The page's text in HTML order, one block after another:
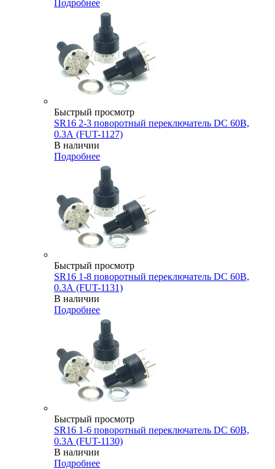
Подробнее
Быстрый просмотр
SR16 2-3 поворотный переключатель DC 60В,
0.3А (FUT-1127)
В наличии
Подробнее
Быстрый просмотр
SR16 1-8 поворотный переключатель DC 60В,
0.3А (FUT-1131)
В наличии
Подробнее
Быстрый просмотр
SR16 1-6 поворотный переключатель DC 60В,
0.3А (FUT-1130)
В наличии
Подробнее